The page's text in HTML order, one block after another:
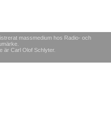
massmedium hos Radio- och
är Carl Olof Schlyter.